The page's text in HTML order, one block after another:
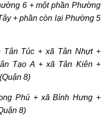
6 + một phần Phường
+ phần còn lại Phường 5
Túc + xã Tân Nhựt +
Tạo A + xã Tân Kiên +
8)
Phú + xã Bình Hưng +
8)